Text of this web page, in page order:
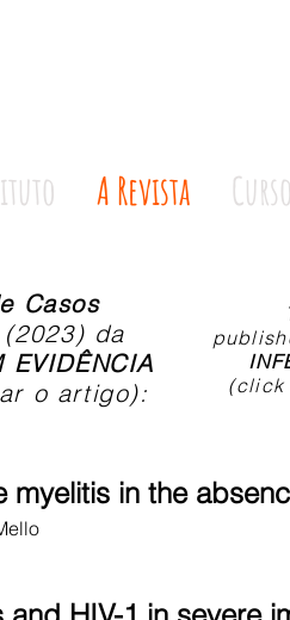
A Revista
(click
Casos
da
EVIDÊNCIA
o artigo):
myelitis in the